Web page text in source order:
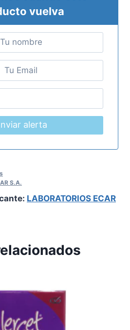
vuelva
alerta
S.A.
LABORATORIOS ECAR